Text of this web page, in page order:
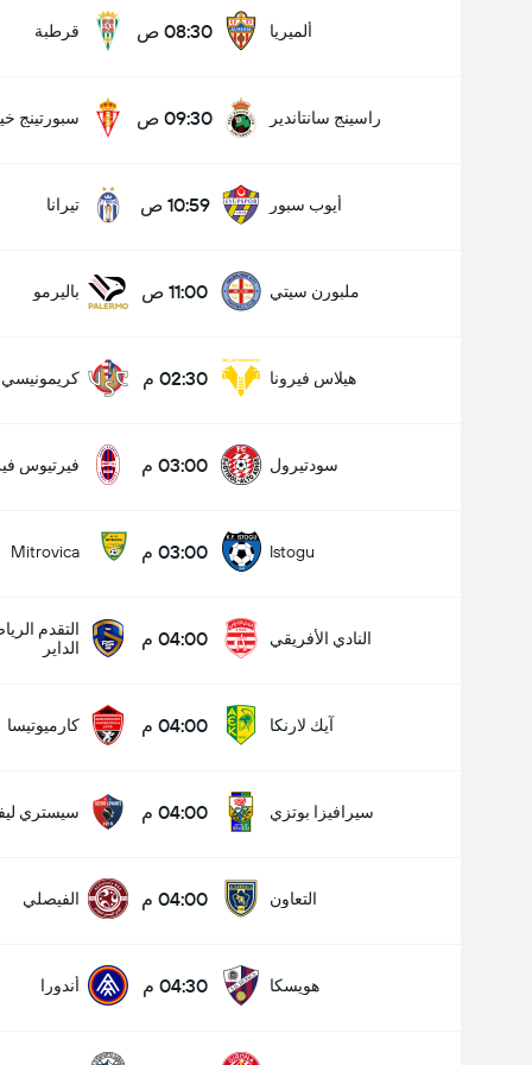
ألميريا 08:30 ص قرطبة
راسينج سانتاندير 09:30 ص سبورتينج
أيوب سبور 10:59 ص تيرانا
ملبورن سيتي 11:00 ص باليرمو
هيلاس فيرونا 02:30 م كريمونيسي
سودتيرول 03:00 م فيرتيوس
Istogu 03:00 م Mitrovica
النادي الأفريقي 04:00 م
التقدم
الداير
آيك لارنكا 04:00 م كارميوتيسا
سيرافيزا بوتزي 04:00 م سيستري
التعاون 04:00 م الفيصلي
هويسكا 04:30 م أندورا